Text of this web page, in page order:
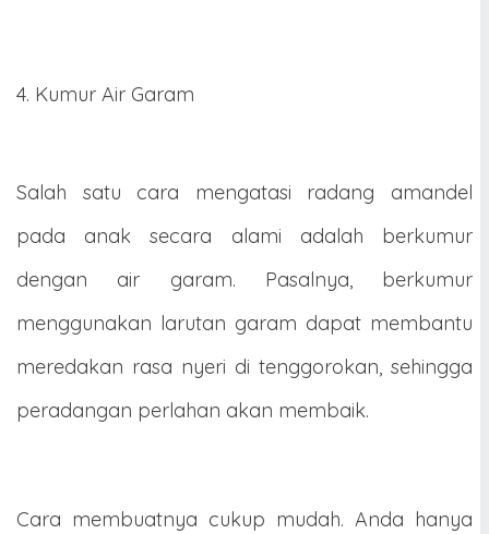
4. Kumur Air Garam
Salah satu cara mengatasi radang amandel
pada anak secara alami adalah berkumur
dengan air garam. Pasalnya, berkumur
menggunakan larutan garam dapat membantu
meredakan rasa nyeri di tenggorokan, sehingga
peradangan perlahan akan membaik.
Cara membuatnya cukup mudah. Anda hanya